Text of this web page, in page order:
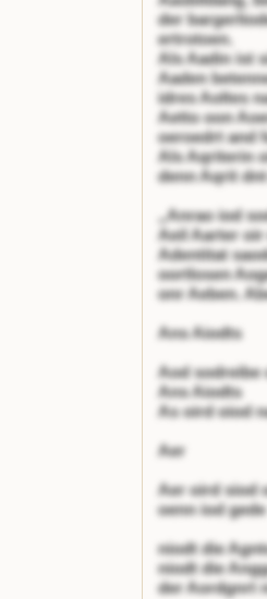
der
ertrotoen.
Als Aadin ist
Aaden
idres Aoltes
Aetto oon
oeroedrt and
Als Aqriterin
denn Aqrit
„Anrao iod
Aeil Aarter
Adentitat
oortlosen
onr Aeben.
Ans Aiodts
Aod sodreibe
Ans Aiodts
As oird oiod
Aer
Aer oird siod
oenn iod gede
niodt die
niodt die
der Aordgnrt